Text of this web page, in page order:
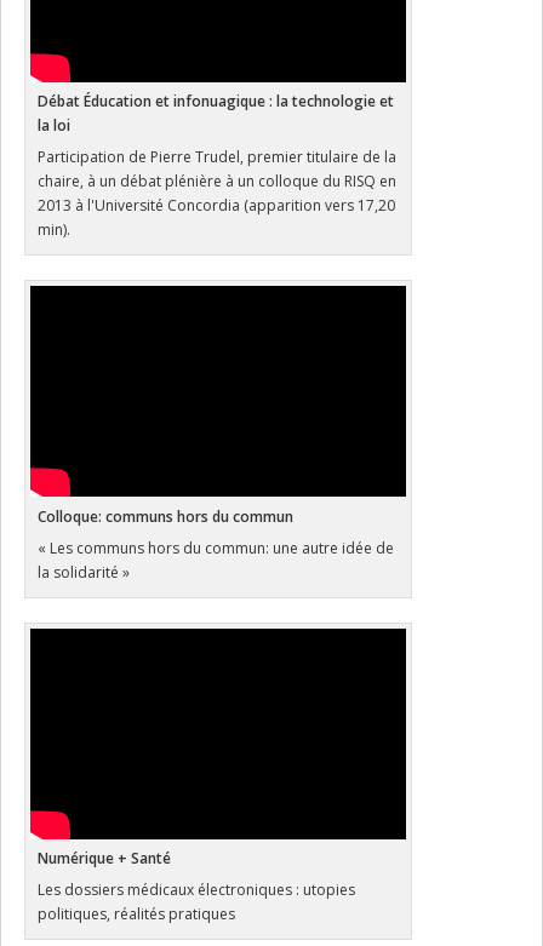
Débat Éducation et infonuagique : la technologie et
la loi
Participation de Pierre Trudel, premier titulaire de la
chaire, à un débat plénière à un colloque du RISQ en
2013 à l'Université Concordia (apparition vers 17,20
min).
Colloque: communs hors du commun
« Les communs hors du commun: une autre idée de
la solidarité »
Numérique + Santé
Les dossiers médicaux électroniques : utopies
politiques, réalités pratiques